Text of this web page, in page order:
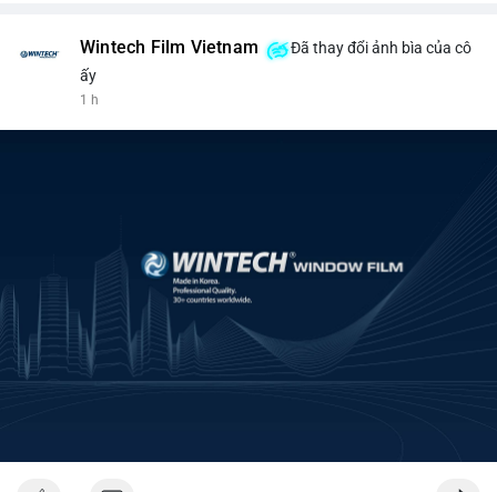
Wintech Film Vietnam
Đã thay đổi ảnh bìa của cô
ấy
1 h